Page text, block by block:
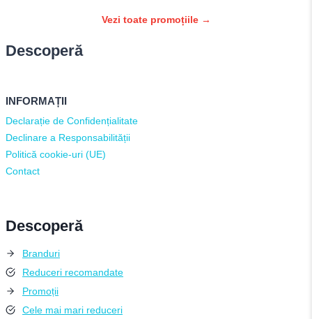
Vezi toate promoțiile →
Descoperă
INFORMAȚII
Declarație de Confidențialitate
Declinare a Responsabilității
Politică cookie-uri (UE)
Contact
Descoperă
Branduri
Reduceri recomandate
Promoții
Cele mai mari reduceri